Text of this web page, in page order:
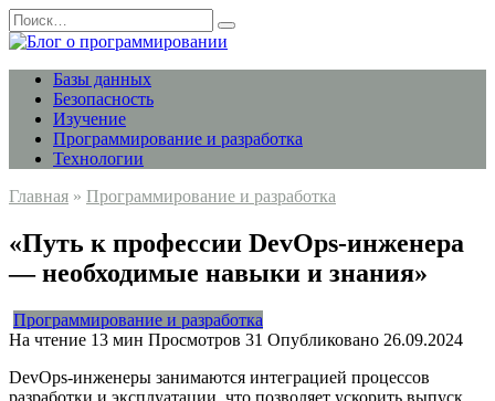
Перейти
к
содержанию
Search
for:
Базы данных
Безопасность
Изучение
Программирование и разработка
Технологии
Главная » Программирование и разработка
«Путь к профессии DevOps-инженера
— необходимые навыки и знания»
Программирование и разработка
На чтение 13 мин Просмотров 31 Опубликовано 26.09.2024
DevOps-инженеры занимаются интеграцией процессов
разработки и эксплуатации, что позволяет ускорить выпуск